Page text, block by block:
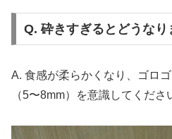
Q. 砕きすぎるとどうなり
A. 食感が柔らかくなり、ゴロ
（5〜8mm）を意識してくださ